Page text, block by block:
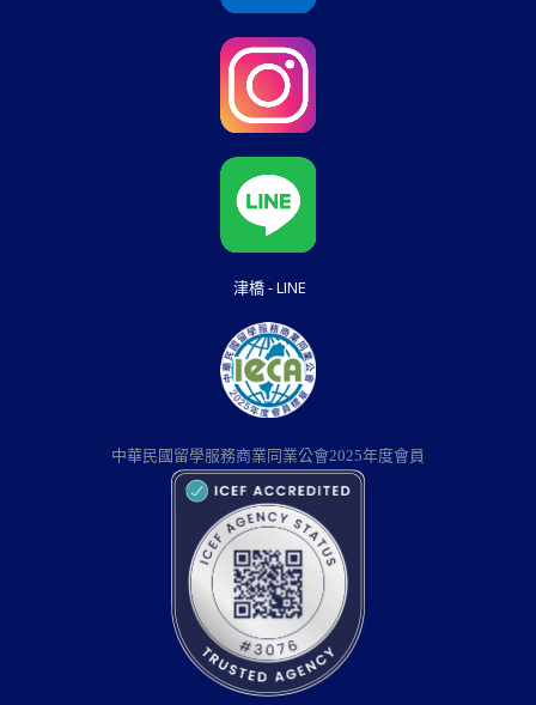
津橋 - LINE
中華民國留學服務商業同業公會2025年度會員